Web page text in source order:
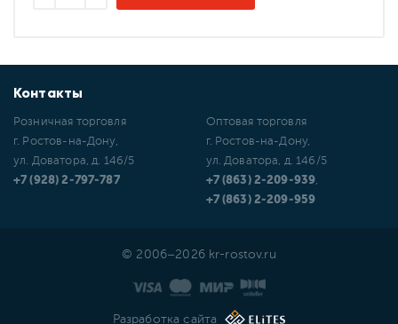
Контакты
Розничная торговля
г. Ростов-на-Дону,
ул. Доватора, д. 146/5
+7 (928) 2-797-787
Оптовая торговля
г. Ростов-на-Дону,
ул. Доватора, д. 146/5
+7 (863) 2-209-939,
+7 (863) 2-209-959
© 2006–2026 kr-rostov.ru
Разработка сайта